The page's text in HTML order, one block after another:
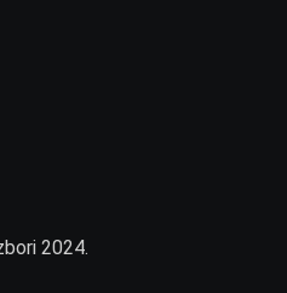
2024.